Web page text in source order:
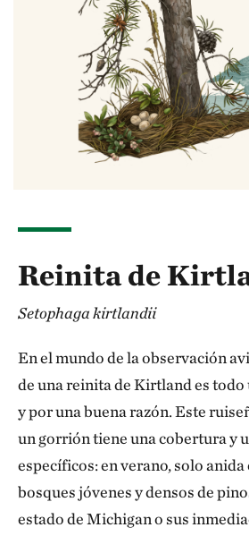
Reinita de
Setophaga kirtlandii
En el mundo de la observación
de una reinita de Kirtland es
y por una buena razón. Este
un gorrión tiene una cobertura y
específicos: en verano, solo anida
bosques jóvenes y densos de
estado de Michigan o sus